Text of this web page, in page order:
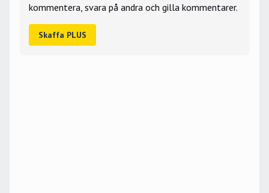
kommentera, svara på andra och gilla kommentarer.
Skaffa PLUS